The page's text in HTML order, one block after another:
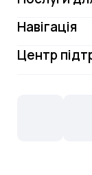
Інтернет +
Цифрове
Інтернет
Навігація
Акції
Центр